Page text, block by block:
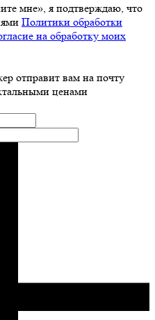
мне», я подтверждаю, что
Политики обработки
на обработку моих
отправит вам на почту
ценами